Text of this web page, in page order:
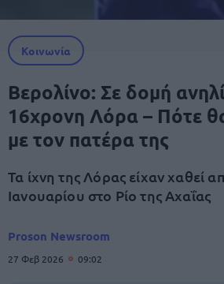
Κοινωνία
Βερολίνο: Σε δομή
16χρονη Λόρα – Πότε
με τον πατέρα της
Τα ίχνη της Λόρας είχαν χαθεί
Ιανουαρίου στο Ρίο της Αχαΐας
Proson Newsroom
27 Φεβ 2026 09:02